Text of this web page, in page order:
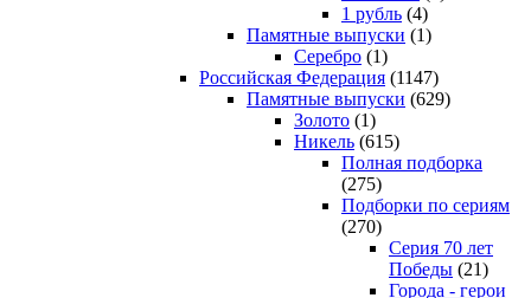
1 рубль (4)
Памятные выпуски (1)
Серебро (1)
Российская Федерация (1147)
Памятные выпуски (629)
Золото (1)
Никель (615)
Полная подборка
(275)
Подборки по сериям
(270)
Серия 70 лет
Победы (21)
Города - герои